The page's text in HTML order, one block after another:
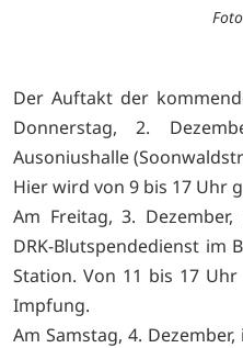
Der Auftakt der
Donnerstag, 2.
Ausoniushalle
Hier wird von 9 bis 17 Uhr
Am Freitag, 3.
DRK-Blutspendedienst im
Station. Von 11 bis 17
Impfung.
Am Samstag, 4.